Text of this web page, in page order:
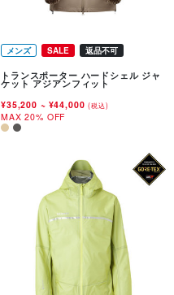
メンズ SALE 返品不可
トランスポーター ハードシェル ジャ
ケット アジアンフィット
¥35,200 ~ ¥44,000(税込)
MAX 20% OFF